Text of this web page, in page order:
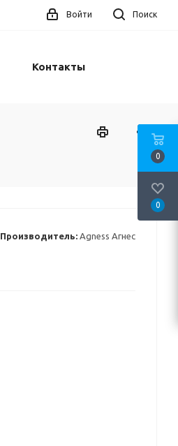
Поиск
Войти
Контакты
Производитель: Agness Агнес
0
0